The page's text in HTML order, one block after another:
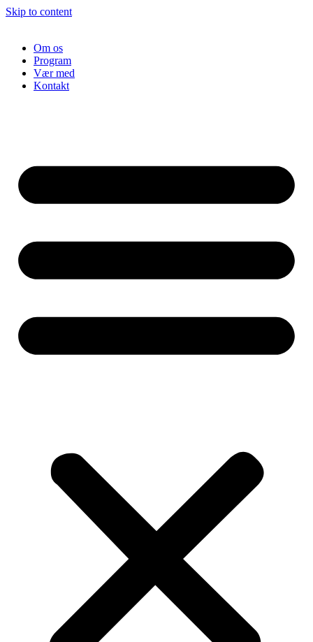
Skip to content
Om os
Program
Vær med
Kontakt